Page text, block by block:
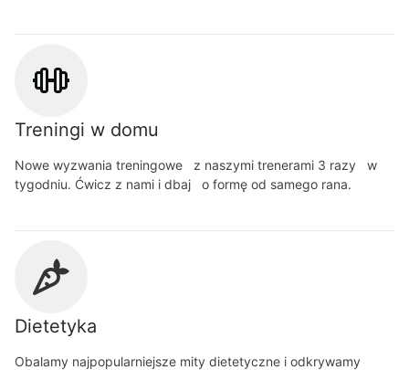
Treningi w domu
Nowe wyzwania treningowe z naszymi trenerami 3 razy w
tygodniu. Ćwicz z nami i dbaj o formę od samego rana.
Dietetyka
Obalamy najpopularniejsze mity dietetyczne i odkrywamy